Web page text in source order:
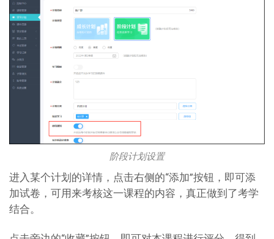
阶段计划设置
进入某个计划的详情，点击右侧的“添加”按钮，即可添
加试卷，可用来考核这一课程的内容，真正做到了考学
结合。